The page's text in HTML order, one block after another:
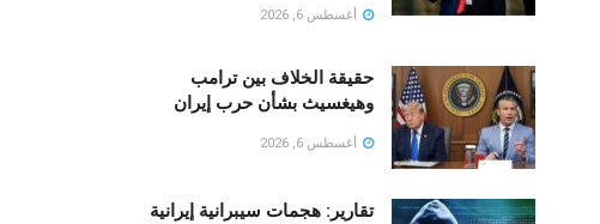
أغسطس 6, 2026
حقيقة الخلاف بين ترامب
وهيغسيث بشأن حرب إيران
أغسطس 6, 2026
تقارير: هجمات سيبرانية إيرانية